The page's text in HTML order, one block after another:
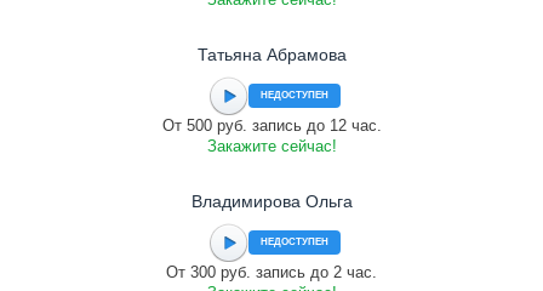
Татьяна Абрамова
НЕДОСТУПЕН
От 500 руб. запись до 12 час.
Закажите сейчас!
Владимирова Ольга
НЕДОСТУПЕН
От 300 руб. запись до 2 час.